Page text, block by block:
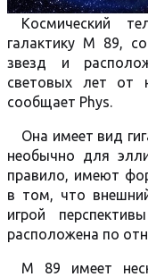
Космический
галактику М 89,
звезд и
световых лет от
сообщает Phys.
Она имеет вид
необычно для
правило, имеют
в том, что
игрой
расположена по
М 89 имеет